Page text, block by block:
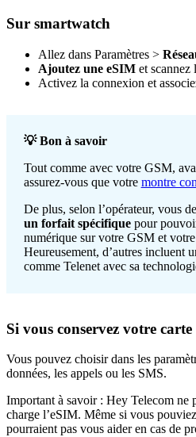
Sur smartwatch
Allez dans Paramètres >
Ajoutez une eSIM et scannez
Activez la connexion et
💡 Bon à savoir
Tout comme avec votre GSM,
assurez-vous que votre montre
De plus, selon l’opérateur, vous
un forfait spécifiquepour
numérique sur votre GSM et
Heureusement, d’autres incluent
comme Telenet avec sa
Si vous conservez votre
Vous pouvez choisir dans les
données, les appels ou les SMS.
Important à savoir : Hey Telecom ne
charge l’eSIM. Même si vous
pourraient pas vous aider en cas de